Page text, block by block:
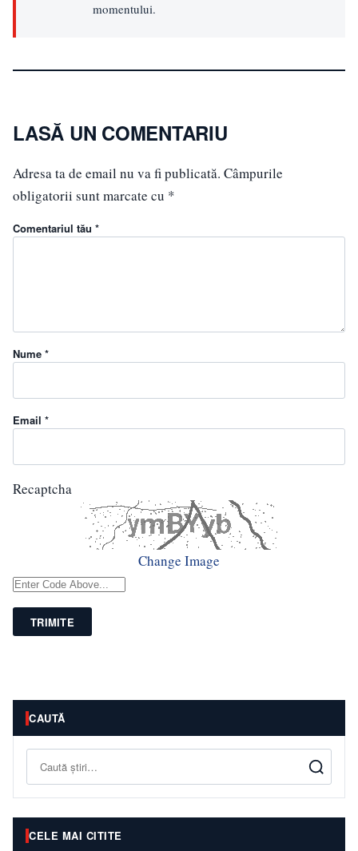
momentului.
LASĂ UN COMENTARIU
Adresa ta de email nu va fi publicată. Câmpurile
obligatorii sunt marcate cu *
Comentariul tău *
Nume *
Email *
Recaptcha
Change Image
TRIMITE
CAUTĂ
Caută
CELE MAI CITITE